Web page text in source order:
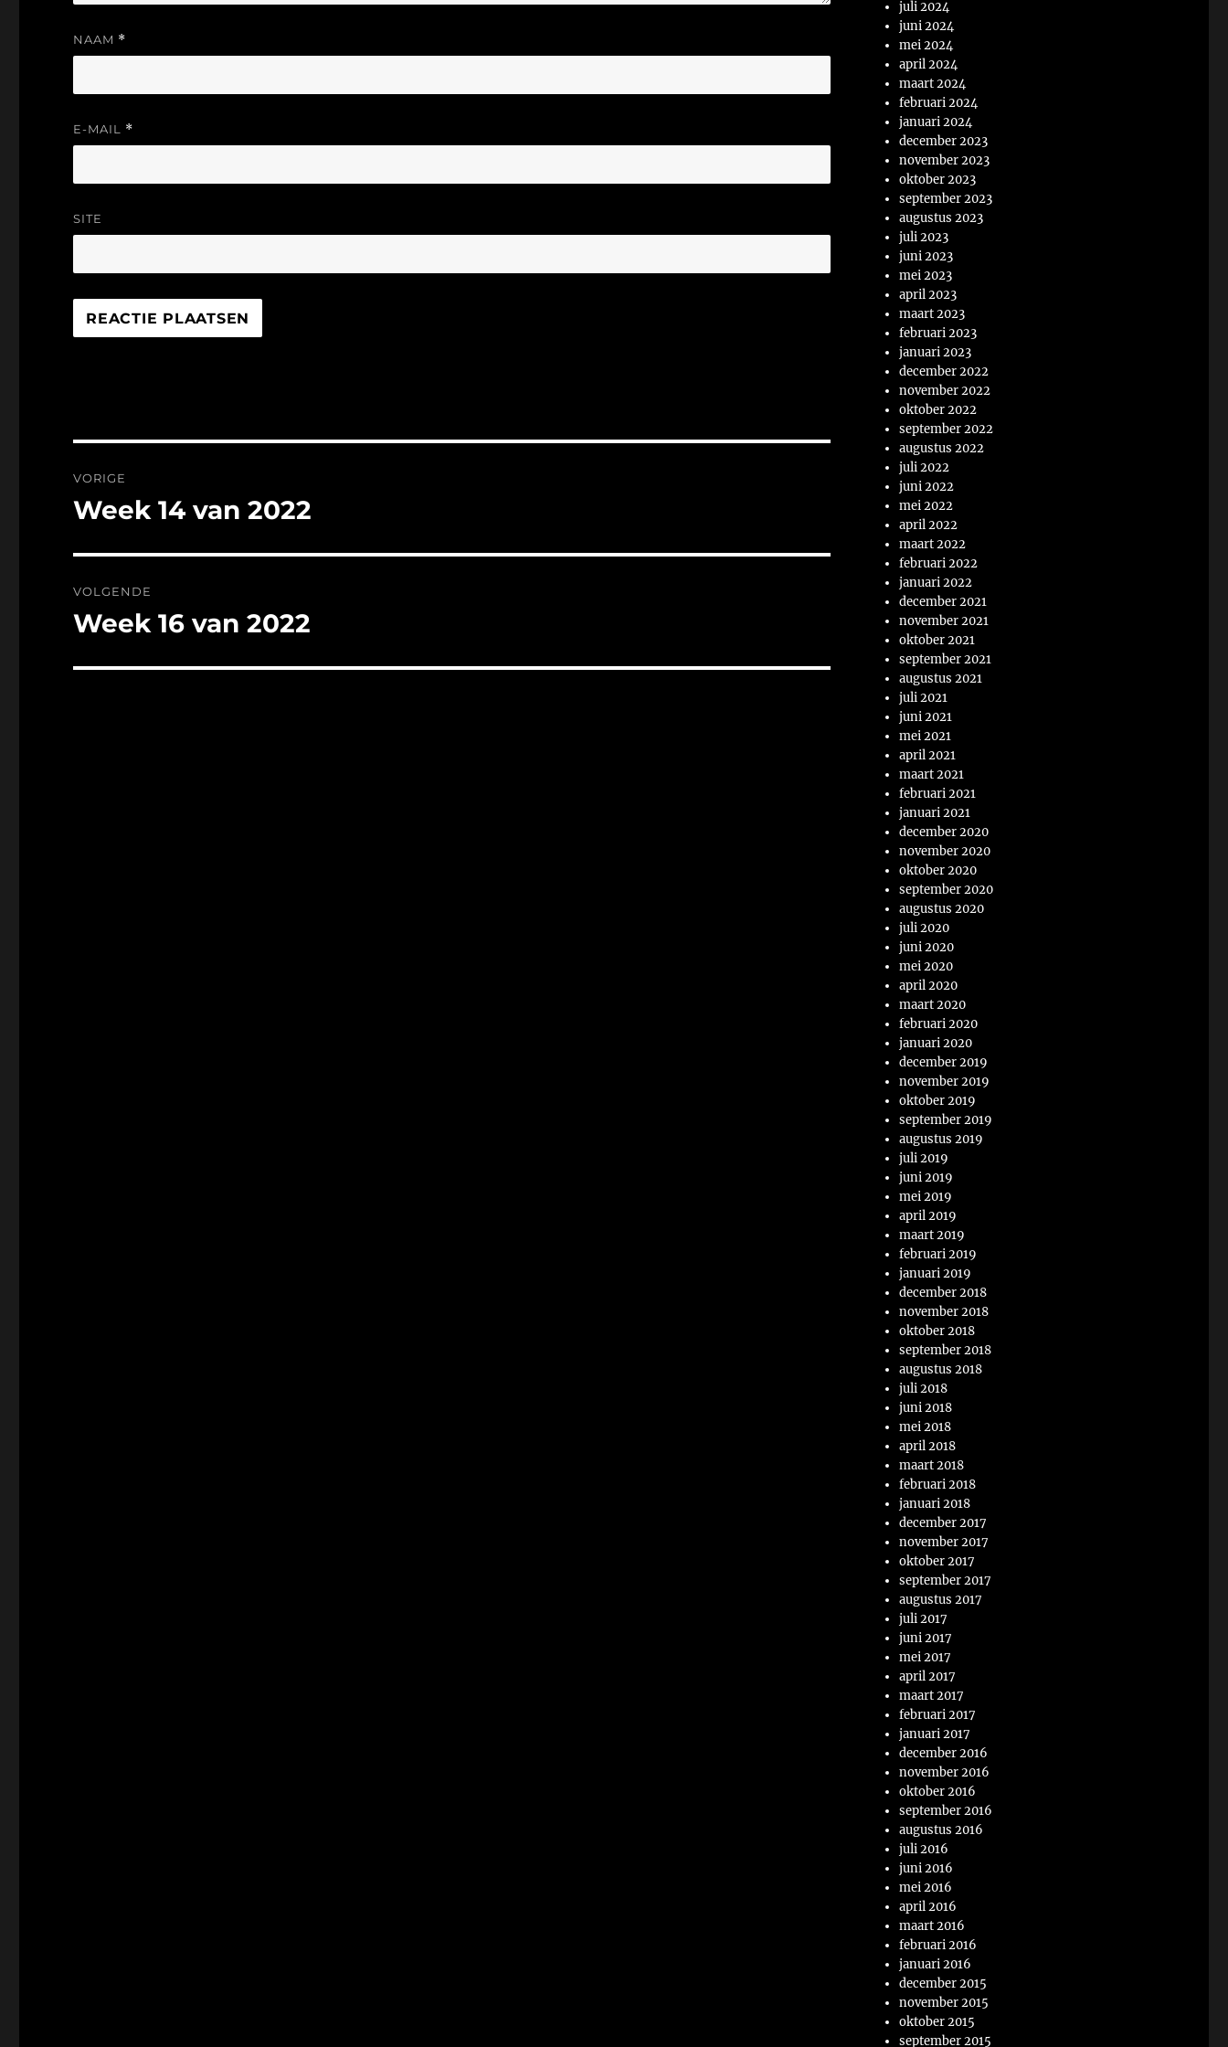
NAAM *
E-MAIL *
SITE
navigatie
VORIGE
Vorig
Week 14 van 2022
VOLGENDE
Volgend
Week 16 van 2022
juli 2024
juni 2024
mei 2024
april 2024
maart 2024
februari 2024
januari 2024
december 2023
november 2023
oktober 2023
september 2023
augustus 2023
juli 2023
juni 2023
mei 2023
april 2023
maart 2023
februari 2023
januari 2023
december 2022
november 2022
oktober 2022
september 2022
augustus 2022
juli 2022
juni 2022
mei 2022
april 2022
maart 2022
februari 2022
januari 2022
december 2021
november 2021
oktober 2021
september 2021
augustus 2021
juli 2021
juni 2021
mei 2021
april 2021
maart 2021
februari 2021
januari 2021
december 2020
november 2020
oktober 2020
september 2020
augustus 2020
juli 2020
juni 2020
mei 2020
april 2020
maart 2020
februari 2020
januari 2020
december 2019
november 2019
oktober 2019
september 2019
augustus 2019
juli 2019
juni 2019
mei 2019
april 2019
maart 2019
februari 2019
januari 2019
december 2018
november 2018
oktober 2018
september 2018
augustus 2018
juli 2018
juni 2018
mei 2018
april 2018
maart 2018
februari 2018
januari 2018
december 2017
november 2017
oktober 2017
september 2017
augustus 2017
juli 2017
juni 2017
mei 2017
april 2017
maart 2017
februari 2017
januari 2017
december 2016
november 2016
oktober 2016
september 2016
augustus 2016
juli 2016
juni 2016
mei 2016
april 2016
maart 2016
februari 2016
januari 2016
december 2015
november 2015
oktober 2015
september 2015